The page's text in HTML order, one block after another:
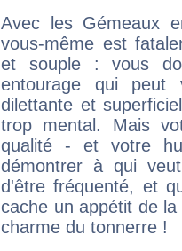
Avec les Gémeaux
vous-même est
et souple : vous
entourage qui
dilettante et
trop mental. Mais
qualité - et votre
démontrer à qui
d'être fréquenté, et
cache un appétit de
charme du tonnerre !